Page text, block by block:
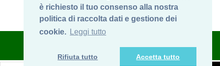
è richiesto il tuo consenso alla nostra
politica di raccolta dati e gestione dei
cookie. Leggi tutto
Rifiuta tutto Accetta tutto
ITINERARIDIPESCA.IT